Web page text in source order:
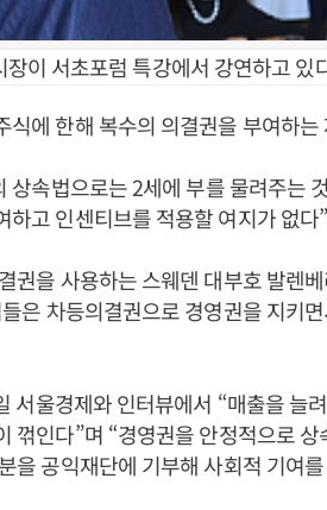
이 서초포럼 특강에서 강연하고 있
식에 한해 복수의 의결권을 부여하
상속법으로는 2세에 부를 물려주는
하고 인센티브를 적용할 여지가 없다
권을 사용하는 스웨덴 대부호 발렌
은 차등의결권으로 경영권을 지키
서울경제와 인터뷰에서 “매출을 늘
꺾인다”며 “경영권을 안정적으로
을 공익재단에 기부해 사회적 기여